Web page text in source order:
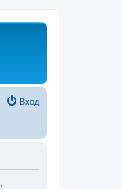
Вход